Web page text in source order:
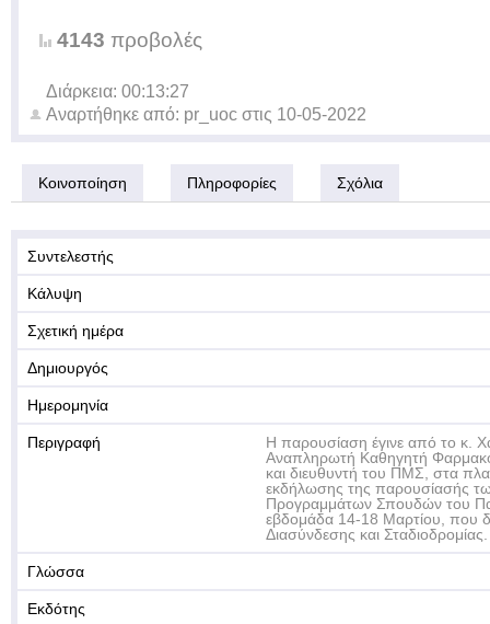
4143 προβολές
Διάρκεια: 00:13:27
Αναρτήθηκε από: pr_uoc στις 10-05-2022
Κοινοποίηση Πληροφορίες Σχόλια
Συντελεστής
Κάλυψη
Σχετική ημέρα
Δημιουργός
Ημερομηνία
Περιγραφή
Η παρουσίαση έγινε από το κ.
Αναπληρωτή Καθηγητή
και διευθυντή του ΠΜΣ, στα
εκδήλωσης της παρουσίασής
Προγραμμάτων Σπουδών του
εβδομάδα 14-18 Μαρτίου, που
Διασύνδεσης και Σταδιοδρομίας.
Γλώσσα
Εκδότης